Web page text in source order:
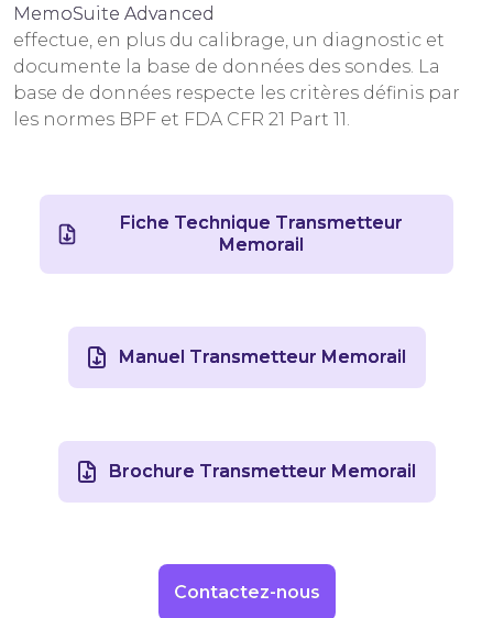
MemoSuite Advanced
effectue, en plus du calibrage, un diagnostic et
documente la base de données des sondes. La
base de données respecte les critères définis par
les normes BPF et FDA CFR 21 Part 11.
Fiche Technique Transmetteur
Memorail
Manuel Transmetteur Memorail
Brochure Transmetteur Memorail
Contactez-nous